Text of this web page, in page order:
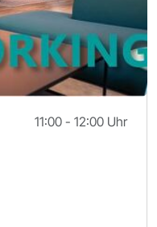
11:00 - 12:00 Uhr